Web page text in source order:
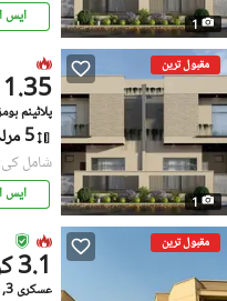
1 ایس
مقبول ترین
1
1.35 کروڑ
پلاٹینم
5 مرلہ
شامل کی:9 گھنٹے پہل
ایس
مقبول ترین
3.1 کروڑ
عسکری 3, ڈی ایچ اے ڈیفینس